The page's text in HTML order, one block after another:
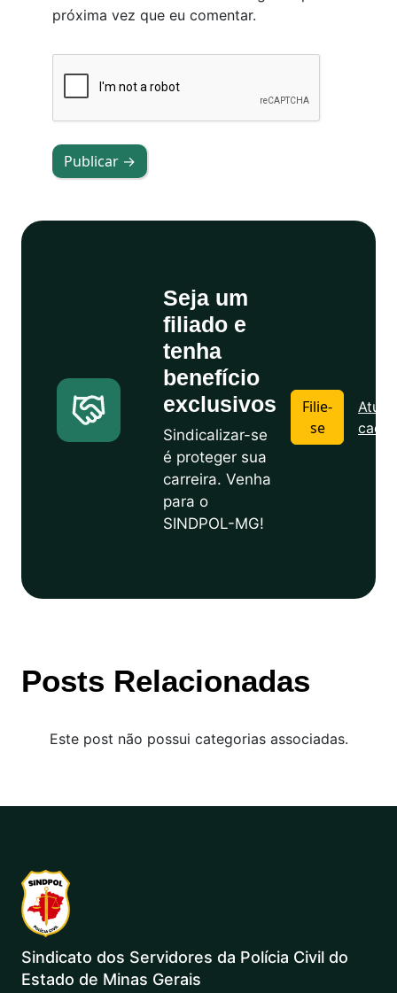
próxima vez que eu comentar.
Publicar →
Seja um
filiado e
tenha
benefício
exclusivos
Sindicalizar-se
é proteger sua
carreira. Venha
para o
SINDPOL-MG!
Filie-
se
Posts Relacionadas
Este post não possui categorias associadas.
Sindicato dos Servidores da Polícia Civil do
Estado de Minas Gerais